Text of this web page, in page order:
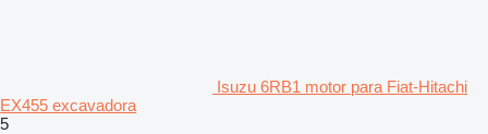
Isuzu 6RB1 motor para Fiat-Hitachi
EX455 excavadora
5